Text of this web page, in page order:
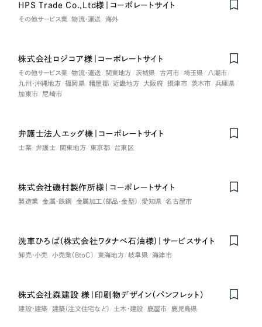
ブランドサイト・サービスサイト
ポータルサイト・メディアサイト
LP（ランディングページ） （28件）
その他 （1件）
お客様インタビュー
NPO・一般社団法人
その他
グレー・黒色
レッド・赤色
Nominee
HPS Trade Co.,Ltd様｜コーポレートサイト
その他サービス業 物流・運送 海外
Nominee
株式会社ロジコア様｜コーポレートサイト
その他サービス業 物流・運送 関東地方 茨城県 古河市 埼玉県
八潮市
九州・沖縄地方
福岡県 糟屋郡 近畿地方 大阪府 摂津市 茨木市
兵庫県
加東市
尼崎市
弁護士法人エッグ様｜コーポレートサイト
士業 弁護士 関東地方 東京都 台東区
株式会社磯村製作所様｜コーポレートサイト
製造業 金属・鉄鋼 金属加工（部品・金型） 愛知県 名古屋市
洗車ひろば(株式会社ワタナベ石油様)｜サービスサイト
卸売・小売 小売業（BtoC） 東海地方 岐阜県 海津市
株式会社森建設 様｜印刷物デザイン（パンフレット）
建設・建築 建築（注文住宅など） 土木・建設 鹿屋市 鹿児島県